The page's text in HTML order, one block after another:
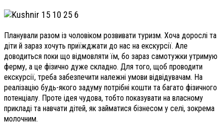
Планували разом із чоловіком розвивати туризм. Хоча дорослі та
діти й зараз хочуть приїжджати до нас на екскурсії. Але
доводиться поки що відмовляти їм, бо зараз самотужки утримую
ферму, а це фізично дуже складно. Для того, щоб проводити
екскурсії, треба забезпечити належні умови відвідувачам. На
реалізацію будь-якого задуму потрібні кошти та багато фізичного
потенціалу. Проте ідея чудова, тобто показувати на власному
прикладі та навчати дітей, як займатися бізнесом у селі, зокрема
молочним.